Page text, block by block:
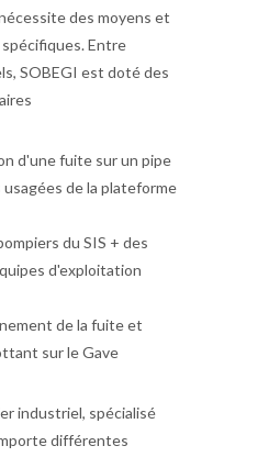
des moyens et
Entre
SOBEGI est doté des
d'une fuite sur un pipe
usagées de la plateforme
du SIS + des
d'exploitation
de la fuite et
sur le Gave
industriel, spécialisé
différentes